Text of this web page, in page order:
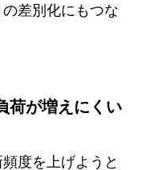
差別化にもつな
荷が増えにくい
度を上げようと